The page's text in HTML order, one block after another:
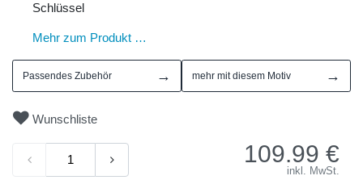
Schlüssel
Mehr zum Produkt …
Passendes Zubehör → mehr mit diesem Motiv →
Wunschliste
109.99 €
inkl. MwSt.